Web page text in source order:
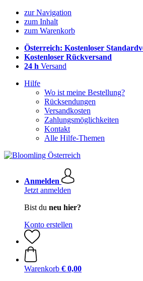
zur Navigation
zum Inhalt
zum Warenkorb
Österreich: Kostenloser
Kostenloser Rückversand
24 h Versand
Hilfe
Wo ist meine Bestellung?
Rücksendungen
Versandkosten
Zahlungsmöglichkeiten
Kontakt
Alle Hilfe-Themen
Anmelden
Jetzt anmelden
Bist du neu hier?
Konto erstellen
Warenkorb € 0,00